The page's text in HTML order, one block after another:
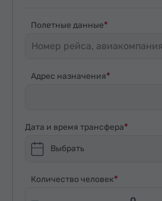
Полетные данные
Адрес назначения
Дата и время трансфера
Выбрать
Количество человек